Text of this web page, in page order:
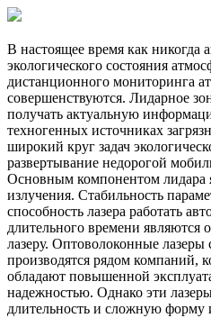
В настоящее время как никогда
экологического состояния
дистанционного мониторинга
совершенствуются. Лидарное
получать актуальную
техногенных источниках
широкий круг задач
развертывание недорогой
Основным компонентом лидара
излучения. Стабильность
способность лазера работать
длительного времени являются
лазеру. Оптоволоконные лазеры
производятся рядом компаний,
обладают повышенной
надежностью. Однако эти
длительность и сложную форму